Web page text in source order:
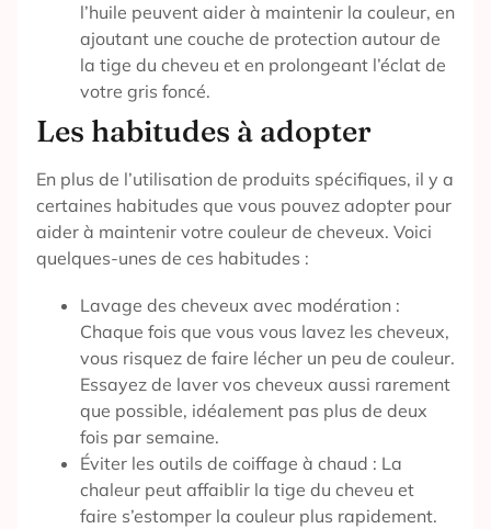
l’huile peuvent aider à maintenir la couleur, en
ajoutant une couche de protection autour de
la tige du cheveu et en prolongeant l’éclat de
votre gris foncé.
Les habitudes à adopter
En plus de l’utilisation de produits spécifiques, il y a
certaines habitudes que vous pouvez adopter pour
aider à maintenir votre couleur de cheveux. Voici
quelques-unes de ces habitudes :
Lavage des cheveux avec modération :
Chaque fois que vous vous lavez les cheveux,
vous risquez de faire lécher un peu de couleur.
Essayez de laver vos cheveux aussi rarement
que possible, idéalement pas plus de deux
fois par semaine.
Éviter les outils de coiffage à chaud : La
chaleur peut affaiblir la tige du cheveu et
faire s’estomper la couleur plus rapidement.